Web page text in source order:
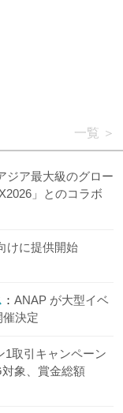
一覧
ジア最大級のグロー
」とのコラボ
けに提供開始
ANAP が大型イベ
催決定
1取引キャンペーン
象、賞金総額